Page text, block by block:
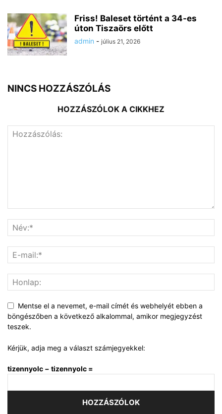
Friss! Baleset történt a 34-es
úton Tiszaörs előtt
admin - július 21, 2026
NINCS HOZZÁSZÓLÁS
HOZZÁSZÓLOK A CIKKHEZ
Mentse el a nevemet, e-mail címét és webhelyét ebben a
böngészőben a következő alkalommal, amikor megjegyzést
teszek.
Kérjük, adja meg a választ számjegyekkel:
tizennyolc − tizennyolc =